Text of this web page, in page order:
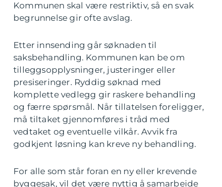
Kommunen skal være restriktiv, så en svak
begrunnelse gir ofte avslag.
Etter innsending går søknaden til
saksbehandling. Kommunen kan be om
tilleggsopplysninger, justeringer eller
presiseringer. Ryddig søknad med
komplette vedlegg gir raskere behandling
og færre spørsmål. Når tillatelsen foreligger,
må tiltaket gjennomføres i tråd med
vedtaket og eventuelle vilkår. Avvik fra
godkjent løsning kan kreve ny behandling.
For alle som står foran en ny eller krevende
byggesak, vil det være nyttig å samarbeide